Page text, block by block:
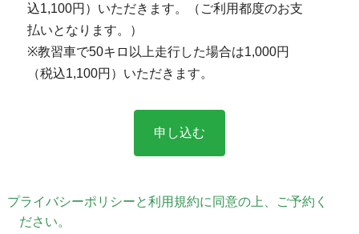
込1,100円）いただきます。（ご利用都度のお支
払いとなります。）
※教習車で50キロ以上走行した場合は1,000円
（税込1,100円）いただきます。
プライバシーポリシーと利用規約に同意の上、ご予約く
ださい。